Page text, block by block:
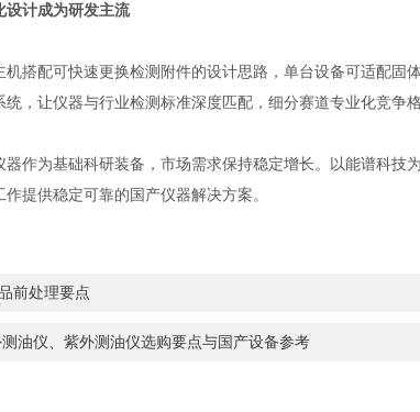
设计成为研发主流
配可快速更换检测附件的设计思路，单台设备可适配固
，让仪器与行业检测标准深度匹配，细分赛道专业化竞争格
为基础科研装备，市场需求保持稳定增长。以能谱科技
提供稳定可靠的国产仪器解决方案。
前处理要点
油仪、紫外测油仪选购要点与国产设备参考